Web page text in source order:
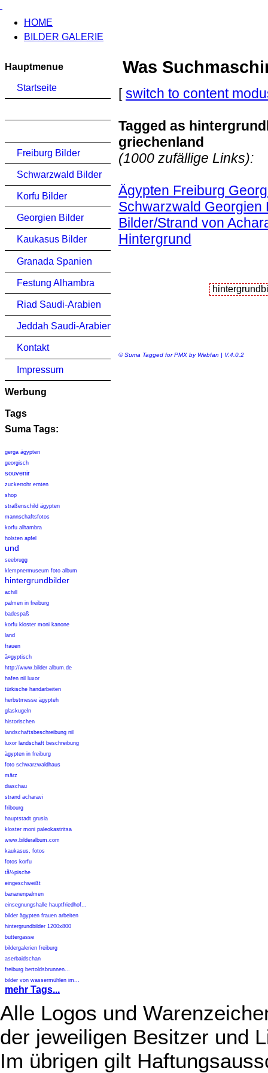
HOME
BILDER GALERIE
Hauptmenue
Startseite
Freiburg Bilder
Schwarzwald Bilder
Korfu Bilder
Georgien Bilder
Kaukasus Bilder
Granada Spanien
Festung Alhambra
Riad Saudi-Arabien
Jeddah Saudi-Arabien
Kontakt
Impressum
Werbung
Tags
Suma Tags:
gerga ägypten
georgisch
souvenir
zuckerrohr ernten
shop
straßenschild ägypten
mannschaftsfotos
korfu alhambra
holsten apfel
und
seebrugg
klempnermuseum foto album
hintergrundbilder
achill
palmen in freiburg
badespaß
korfu kloster moni kanone
land
frauen
ã¤gyptisch
http://www.bilder album.de
hafen nil luxor
türkische handarbeiten
herbstmesse ägypteh
glaskugeln
historischen
landschaftsbeschreibung nil
luxor landschaft beschreibung
ägypten in freiburg
foto schwarzwaldhaus
märz
diaschau
strand acharavi
fribourg
hauptstadt grusia
kloster moni paleokastritsa
www.bilderalbum.com
kaukasus, fotos
fotos korfu
tã½pische
eingeschweißt
bananenpalmen
einsegnungshalle hauptfriedhof...
bilder ägypten frauen arbeiten
hintergrundbilder 1200x800
buttergasse
bildergalerien freiburg
aserbaidschan
freiburg bertoldsbrunnen...
bilder von wassermühlen im...
mehr Tags...
Was
[switch to content
Tagged as
griechenland
(1000 zufällige Links):
Ägypten Freiburg
Schwarzwald Georgien
Bilder/Strand von
Hintergrund
© Suma Tagged for PMX by Webfan | V.4.0.2
Alle Logos und
der jeweiligen Besitzer und
Im übrigen gilt